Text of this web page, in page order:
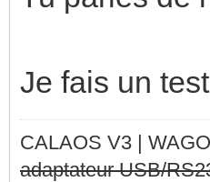
Je fais un
CALAOS V3 |
adaptateur USB/